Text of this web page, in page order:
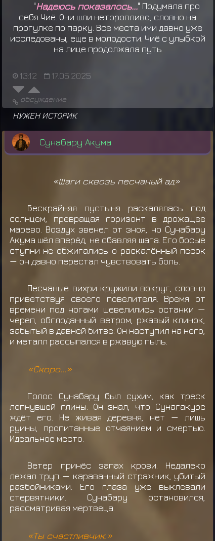
"Надеюсь показалось..." Подумала про
себя Чиё. Они шли неторопливо, словно на
прогулке по парку. Все места ими давно уже
исследованы, еще в молодости. Чиё с улыбкой
на лице продолжала путь
13:12 17.05.2025
обсуждение
НУЖЕН ИСТОРИК
Сунабару Акума
«Шаги сквозь песчаный ад»
Бескрайняя пустыня раскалялась под
солнцем, превращая горизонт в дрожащее
марево. Воздух звенел от зноя, но Сунабару
Акума шёл вперёд, не сбавляя шага. Его босые
ступни не обжигались о раскалённый песок
— он давно перестал чувствовать боль.
Песчаные вихри кружили вокруг, словно
приветствуя своего повелителя. Время от
времени под ногами шевелились останки —
череп, обглоданный ветром, ржавый клинок,
забытый в давней битве. Он наступил на него,
и металл рассыпался в ржавую пыль.
«Скоро...»
Голос Сунабару был сухим, как треск
лопнувшей глины. Он знал, что Сунагакуре
ждёт его. Не живая деревня, нет — лишь
руины, пропитанные отчаянием и смертью.
Идеальное место.
Ветер принёс запах крови. Недалеко
лежал труп — караванный стражник, убитый
разбойниками. Его глаза уже выклевали
стервятники. Сунабару остановился,
рассматривая мертвеца.
«Ты счастливчик.»